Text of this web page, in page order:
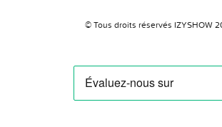
© Tous droits réservés IZYSHOW